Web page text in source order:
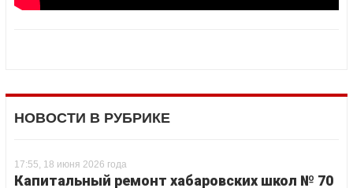
НОВОСТИ В РУБРИКЕ
17:55, 18 июня 2026 года
Капитальный ремонт хабаровских школ № 70